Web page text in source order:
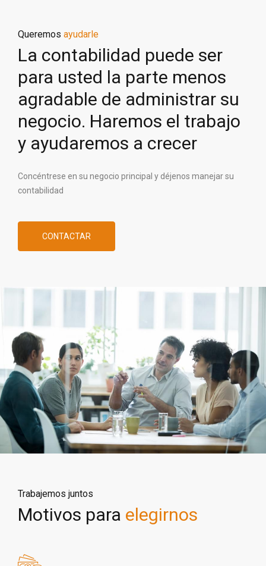
Queremos ayudarle
La contabilidad puede ser
para usted la parte menos
agradable de administrar su
negocio. Haremos el trabajo
y ayudaremos a crecer
Concéntrese en su negocio principal y déjenos manejar su
contabilidad
CONTACTAR
Trabajemos juntos
Motivos para elegirnos